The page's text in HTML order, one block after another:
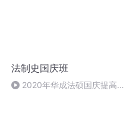
法制史国庆班
2020年华成法硕国庆提高班